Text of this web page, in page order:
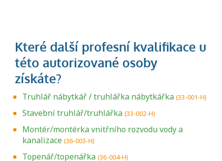
Truhlář nábytkář / truhlářka nábytkářka (33-001-H)
Stavební truhlář/truhlářka (33-002-H)
Montér/montérka vnitřního rozvodu vody a
kanalizace (36-003-H)
Topenář/topenářka (36-004-H)